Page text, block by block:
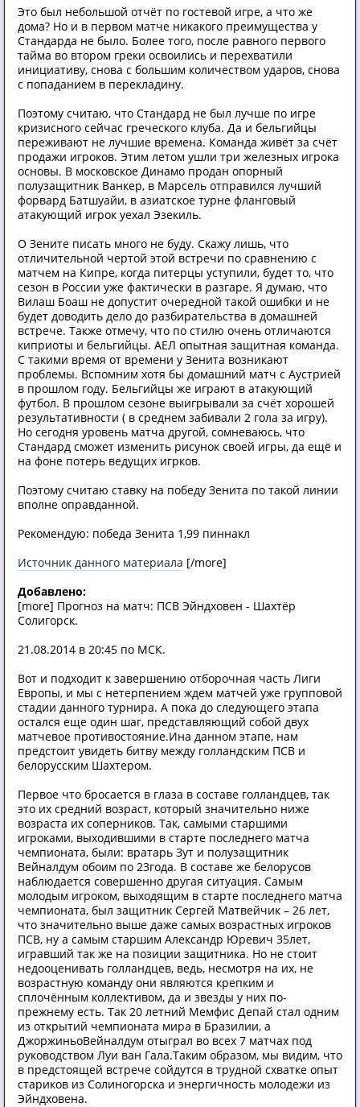
Это был небольшой отчёт по гостевой игре, а что же
дома? Но и в первом матче никакого преимущества у
Стандарда не было. Более того, после равного первого
тайма во втором греки освоились и перехватили
инициативу, снова с большим количеством ударов, снова
с попаданием в перекладину.
Поэтому считаю, что Стандард не был лучше по игре
кризисного сейчас греческого клуба. Да и бельгийцы
переживают не лучшие времена. Команда живёт за счёт
продажи игроков. Этим летом ушли три железных игрока
основы. В московское Динамо продан опорный
полузащитник Ванкер, в Марсель отправился лучший
форвард Батшуайи, в азиатское турне фланговый
атакующий игрок уехал Эзекиль.
О Зените писать много не буду. Скажу лишь, что
отличительной чертой этой встречи по сравнению с
матчем на Кипре, когда питерцы уступили, будет то, что
сезон в России уже фактически в разгаре. Я думаю, что
Вилаш Боаш не допустит очередной такой ошибки и не
будет доводить дело до разбирательства в домашней
встрече. Также отмечу, что по стилю очень отличаются
киприоты и бельгийцы. АЕЛ опытная защитная команда.
С такими время от времени у Зенита возникают
проблемы. Вспомним хотя бы домашний матч с Аустрией
в прошлом году. Бельгийцы же играют в атакующий
футбол. В прошлом сезоне выигрывали за счёт хорошей
результативности ( в среднем забивали 2 гола за игру).
Но сегодня уровень матча другой, сомневаюсь, что
Стандард сможет изменить рисунок своей игры, да ещё и
на фоне потерь ведущих игрков.
Поэтому считаю ставку на победу Зенита по такой линии
вполне оправданной.
Рекомендую: победа Зенита 1,99 пиннакл
Источник данного материала [/more]
Добавлено:
[more] Прогноз на матч: ПСВ Эйндховен - Шахтёр
Солигорск.
21.08.2014 в 20:45 по МСК.
Вот и подходит к завершению отборочная часть Лиги
Европы, и мы с нетерпением ждем матчей уже групповой
стадии данного турнира. А пока до следующего этапа
остался еще один шаг, представляющий собой двух
матчевое противостояние.Ина данном этапе, нам
предстоит увидеть битву между голландским ПСВ и
белорусским Шахтером.
Первое что бросается в глаза в составе голландцев, так
это их средний возраст, который значительно ниже
возраста их соперников. Так, самыми старшими
игроками, выходившими в старте последнего матча
чемпионата, были: вратарь Зут и полузащитник
Вейналдум обоим по 23года. В составе же белорусов
наблюдается совершенно другая ситуация. Самым
молодым игроком, выходящим в старте последнего матча
чемпионата, был защитник Сергей Матвейчик – 26 лет,
что значительно выше даже самых возрастных игроков
ПСВ, ну а самым старшим Александр Юревич 35лет,
игравший так же на позиции защитника. Но не стоит
недооценивать голландцев, ведь, несмотря на их, не
возрастную команду они являются крепким и
сплочённым коллективом, да и звезды у них по-
прежнему есть. Так 20 летний Мемфис Депай стал одним
из открытий чемпионата мира в Бразилии, а
ДжоржиньоВейналдум отыграл во всех 7 матчах под
руководством Луи ван Гала.Таким образом, мы видим, что
в предстоящей встрече сойдутся в трудной схватке опыт
стариков из Солиногорска и энергичность молодежи из
Эйндховена.